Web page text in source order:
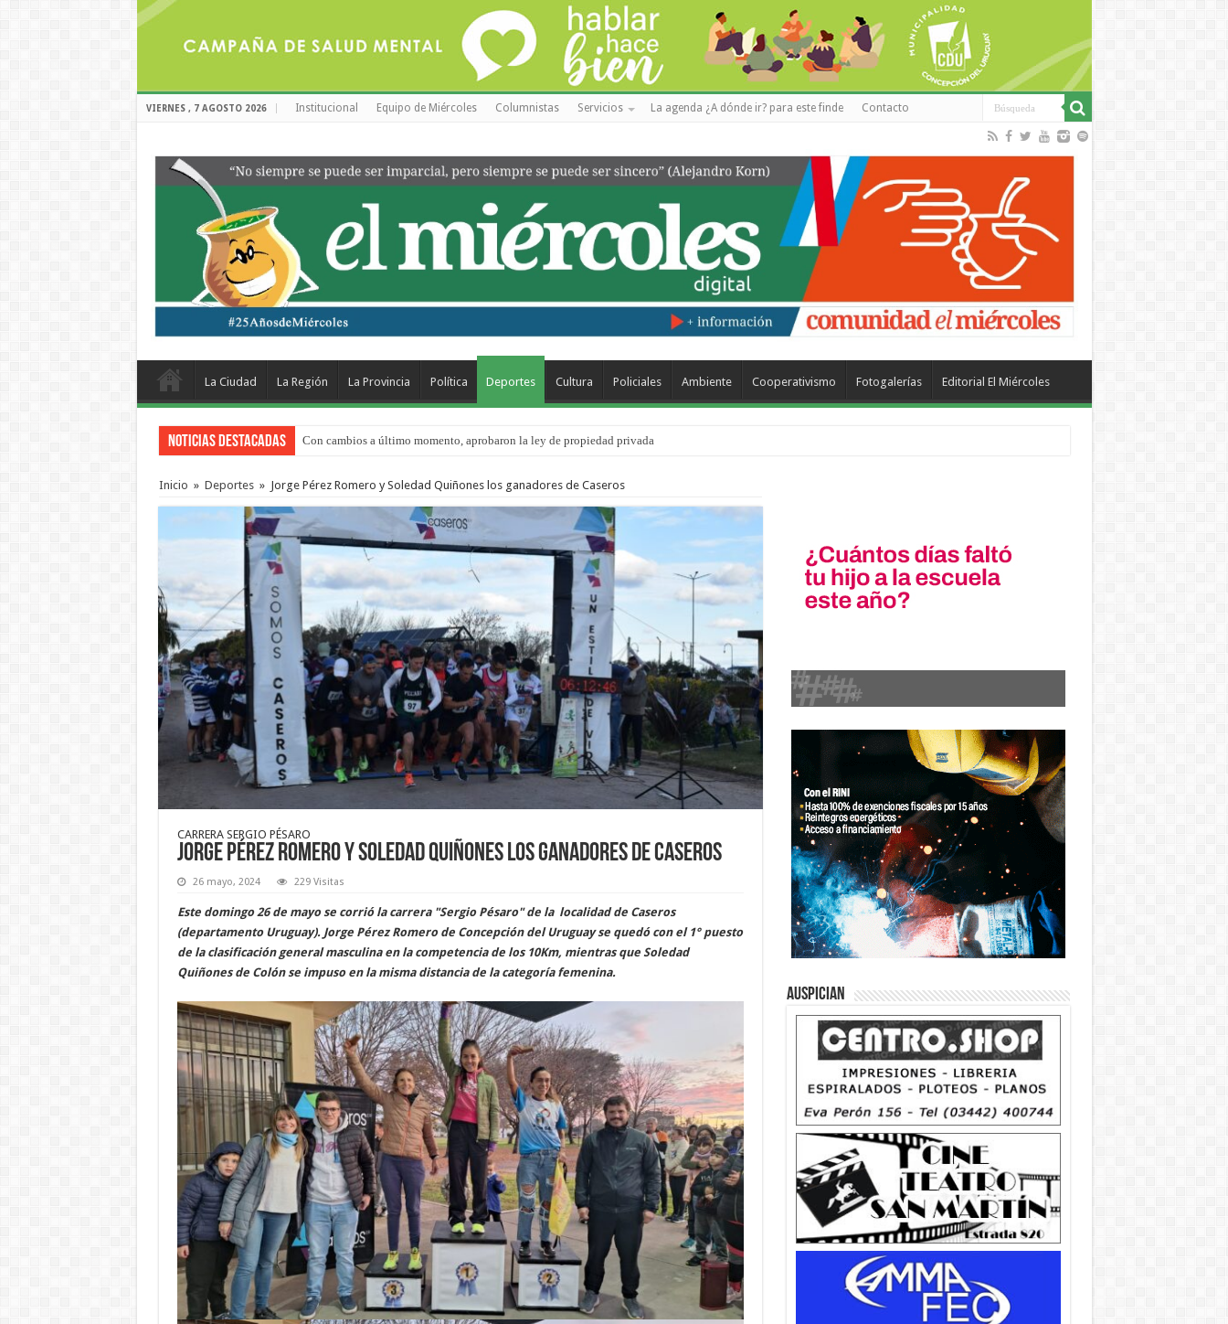
VIERNES , 7 AGOSTO 2026 Institucional Equipo de Miércoles Columnistas Servicios La agenda ¿A dónde ir? para este finde Contacto
La Ciudad La Región La Provincia Política Deportes Cultura Policiales Ambiente Cooperativismo Fotogalerías Editorial El Miércoles
Noticias Destacadas Del viernes 7 al domingo 9 de agosto: la agenda ¿A dónde ir? para este finde
Inicio » Deportes » Jorge Pérez Romero y Soledad Quiñones los ganadores de Caseros
CARRERA SERGIO PÉSARO
Jorge Pérez Romero y Soledad Quiñones los ganadores de Caseros
26 mayo, 2024 229 Visitas
Este domingo 26 de mayo se corrió la carrera "Sergio Pésaro" de la localidad de Caseros
(departamento Uruguay). Jorge Pérez Romero de Concepción del Uruguay se quedó con el 1° puesto
de la clasificación general masculina en la competencia de los 10Km, mientras que Soledad
Quiñones de Colón se impuso en la misma distancia de la categoría femenina.
Auspician